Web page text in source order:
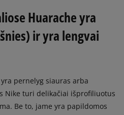
Huarache yra
ir yra lengvai
pernelyg siauras arba
Nike turi delikačiai išprofiliuotus
Be to, jame yra papildomos